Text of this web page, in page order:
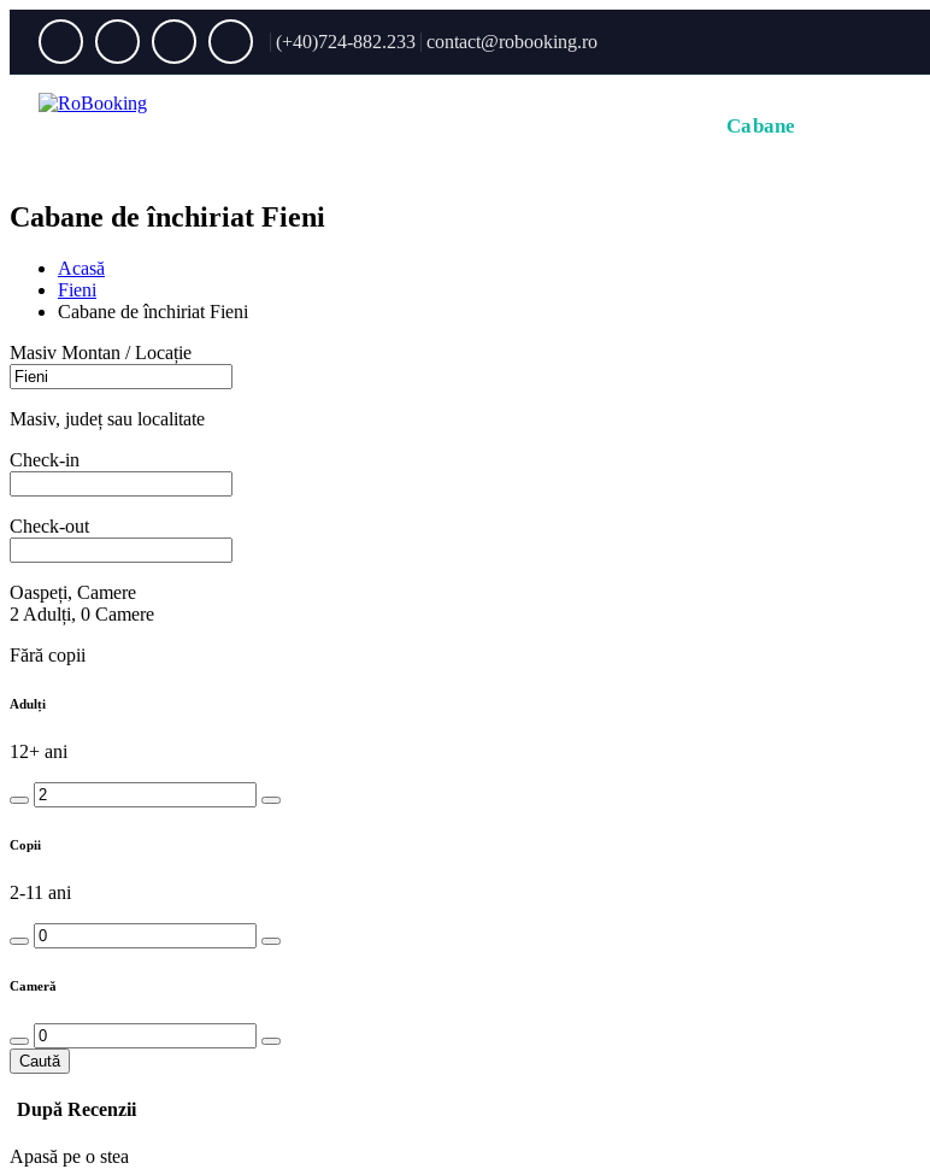
(+40)724-882.233 contact@robooking.ro
Cabane
Cabane de închiriat Fieni
Acasă
Fieni
Cabane de închiriat Fieni
Masiv Montan / Locație
Masiv, județ sau localitate
Check-in
Check-out
Oaspeți, Camere
2 Adulți, 0 Camere
Fără copii
Adulți
12+ ani
Copii
2-11 ani
Cameră
Caută
După Recenzii
Apasă pe o stea